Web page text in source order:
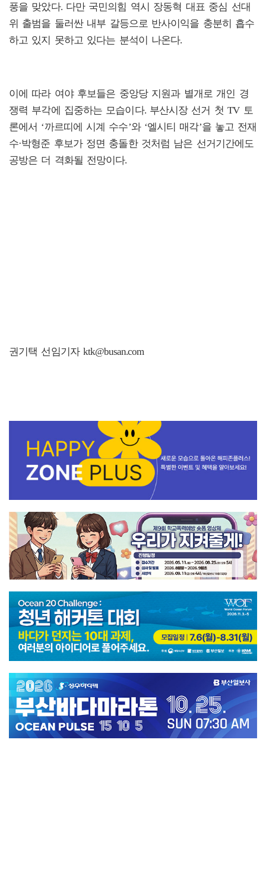
풍을 맞았다. 다만 국민의힘 역시 장동혁 대표 중심 선대
위 출범을 둘러싼 내부 갈등으로 반사이익을 충분히 흡수
하고 있지 못하고 있다는 분석이 나온다.
이에 따라 여야 후보들은 중앙당 지원과 별개로 개인 경
쟁력 부각에 집중하는 모습이다. 부산시장 선거 첫 TV 토
론에서 ‘까르띠에 시계 수수’와 ‘엘시티 매각’을 놓고 전재
수·박형준 후보가 정면 충돌한 것처럼 남은 선거기간에도
공방은 더 격화될 전망이다.
권기택 선임기자 ktk@busan.com